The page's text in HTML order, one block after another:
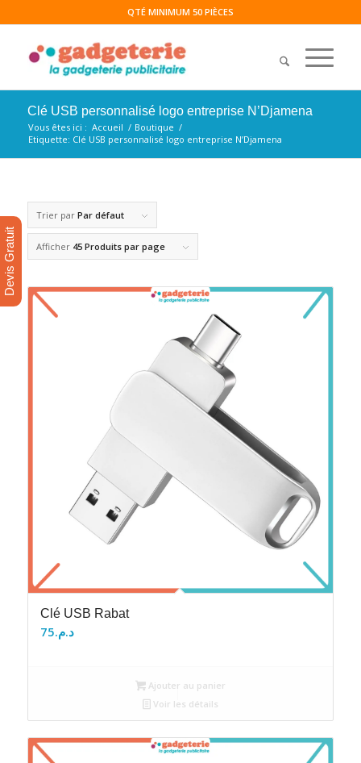
QTÉ MINIMUM 50 PIÈCES
Clé USB personnalisé logo entreprise N’Djamena
Vous êtes ici : Accueil / Boutique /
Etiquette: Clé USB personnalisé logo entreprise N’Djamena
Trier par Par défaut
Afficher 45 Produits par page
Clé USB Rabat
د.م.75
Ajouter au panier
Voir les détails
Devis Gratuit